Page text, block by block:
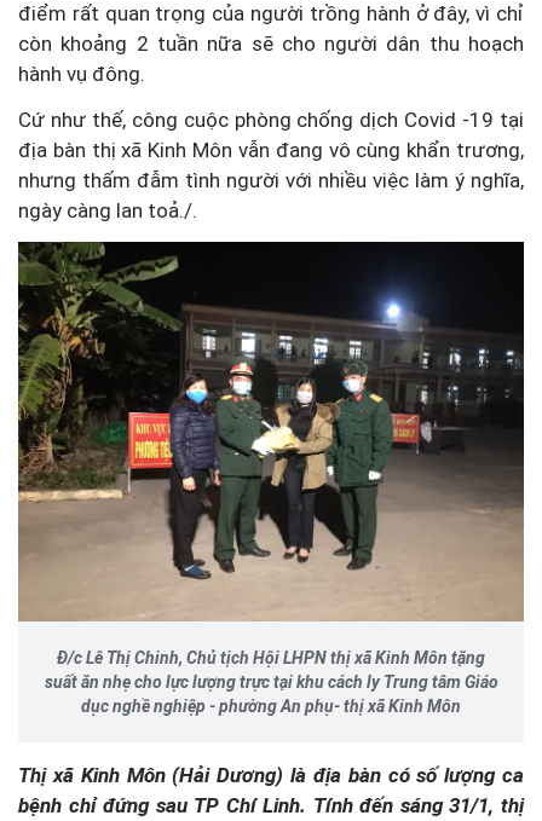
điểm rất quan trọng của người trồng hành ở đây, vì chỉ
còn khoảng 2 tuần nữa sẽ cho người dân thu hoạch
hành vụ đông.
Cứ như thế, công cuộc phòng chống dịch Covid -19 tại
địa bàn thị xã Kinh Môn vẫn đang vô cùng khẩn trương,
nhưng thấm đẫm tình người với nhiều việc làm ý nghĩa,
ngày càng lan toả./.
Đ/c Lê Thị Chinh, Chủ tịch Hội LHPN thị xã Kinh Môn tặng
suất ăn nhẹ cho lực lượng trực tại khu cách ly Trung tâm Giáo
dục nghề nghiệp - phường An phụ- thị xã Kinh Môn
Thị xã Kinh Môn (Hải Dương) là địa bàn có số lượng ca
bệnh chỉ đứng sau TP Chí Linh. Tính đến sáng 31/1, thị